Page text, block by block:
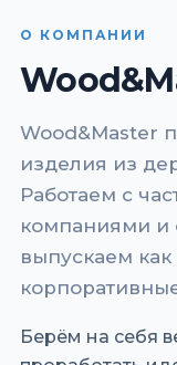
О КОМПАНИИ
Wood&Master
изделия из
Работаем с
компаниями и
выпускаем
Берём на себя